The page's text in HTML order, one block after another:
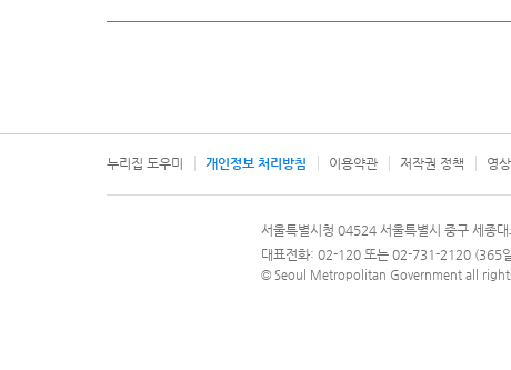
누리집 도우미 개인정보 처리방침 이용약관 저작권 정책 영
문의 전화번호 120, 120 다산콜재단
서울특별시청 04524 서울특별시 중구 세종
대표전화: 02-120 또는 02-731-2120 (365
© Seoul Metropolitan Government all